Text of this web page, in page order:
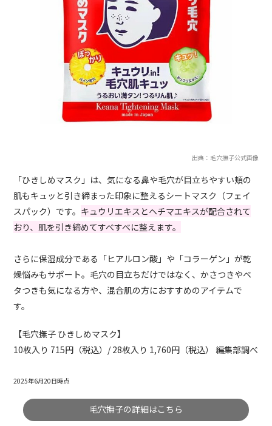
出典：毛穴撫子公式画像
「ひきしめマスク」は、気になる鼻や毛穴が目立ちやすい頬の
肌もキュッと引き締まった印象に整えるシートマスク（フェイ
スパック）です。 キュウリエキスとヘチマエキスが配合されて
おり、肌を引き締めてすべすべに整えます。
さらに保湿成分である「ヒアルロン酸」や「コラーゲン」が乾
燥悩みもサポート。毛穴の目立ちだけではなく、かさつきやベ
タつきも気になる方や、混合肌の方におすすめのアイテムで
す。
【毛穴撫子 ひきしめマスク】
10枚入り 715円（税込）/ 28枚入り 1,760円（税込） 編集部調べ
2025年6月20日時点
毛穴撫子の詳細はこちら